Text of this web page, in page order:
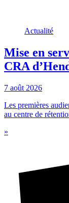
Actualité
Mise en
CRA
7 août 2026
Les premières
au centre de
»